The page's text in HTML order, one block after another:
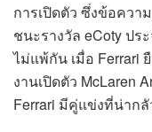
การเปิดตัว ซึ่งข้อควา
ชนะรางวัล eCoty ปร
ไม่แพ้กัน เมื่อ Ferrari
งานเปิดตัว McLaren
Ferrari มีคู่แข่งที่น่าก